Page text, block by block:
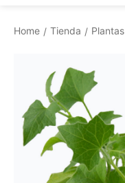
Home / Tienda / Plantas